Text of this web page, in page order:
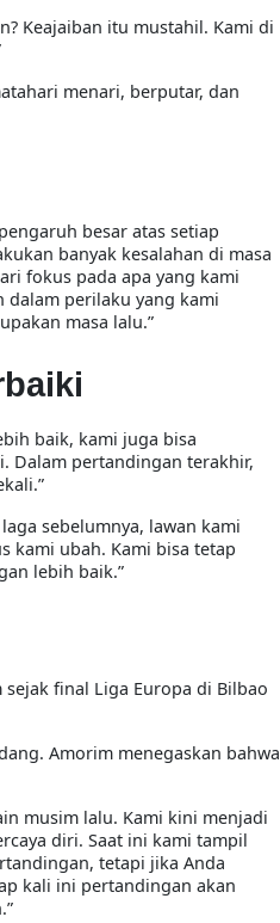
Keajaiban itu mustahil. Kami di
menari, berputar, dan
besar atas setiap
banyak kesalahan di masa
fokus pada apa yang kami
dalam perilaku yang kami
masa lalu.”
baik, kami juga bisa
Dalam pertandingan terakhir,
sebelumnya, lawan kami
kami ubah. Kami bisa tetap
lebih baik.”
final Liga Europa di Bilbao
Amorim menegaskan bahwa
musim lalu. Kami kini menjadi
diri. Saat ini kami tampil
tetapi jika Anda
kali ini pertandingan akan